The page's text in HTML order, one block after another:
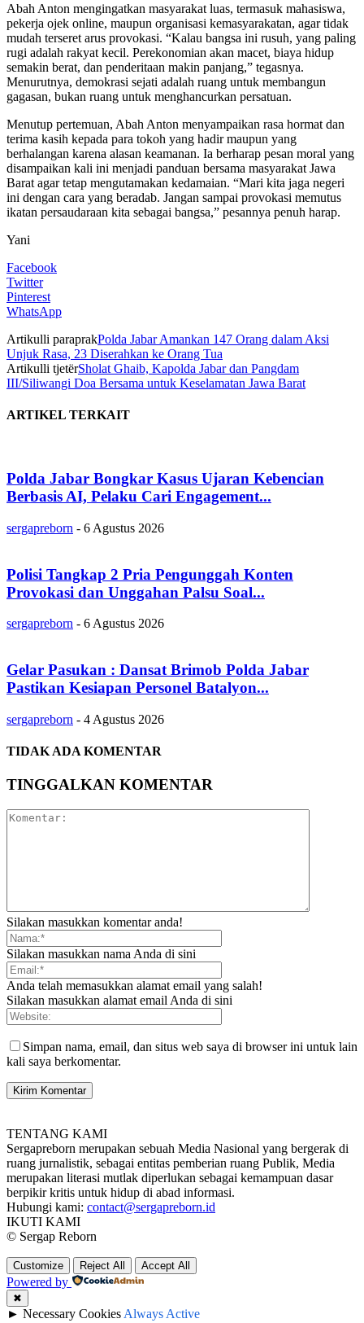
Abah Anton mengingatkan masyarakat luas, termasuk mahasiswa,
pekerja ojek online, maupun organisasi kemasyarakatan, agar tidak
mudah terseret arus provokasi. “Kalau bangsa ini rusuh, yang paling
rugi adalah rakyat kecil. Perekonomian akan macet, biaya hidup
semakin berat, dan penderitaan makin panjang,” tegasnya.
Menurutnya, demokrasi sejati adalah ruang untuk membangun
gagasan, bukan ruang untuk menghancurkan persatuan.
Menutup pertemuan, Abah Anton menyampaikan rasa hormat dan
terima kasih kepada para tokoh yang hadir maupun yang
berhalangan karena alasan keamanan. Ia berharap pesan moral yang
disampaikan kali ini menjadi panduan bersama masyarakat Jawa
Barat agar tetap mengutamakan kedamaian. “Mari kita jaga negeri
ini dengan cara yang beradab. Jangan sampai provokasi memutus
ikatan persaudaraan kita sebagai bangsa,” pesannya penuh harap.
Yani
Facebook
Twitter
Pinterest
WhatsApp
Artikulli paraprakPolda Jabar Amankan 147 Orang dalam Aksi
Unjuk Rasa, 23 Diserahkan ke Orang Tua
Artikulli tjetërSholat Ghaib, Kapolda Jabar dan Pangdam
III/Siliwangi Doa Bersama untuk Keselamatan Jawa Barat
ARTIKEL TERKAIT
Polda Jabar Bongkar Kasus Ujaran Kebencian
Berbasis AI, Pelaku Cari Engagement...
sergapreborn - 6 Agustus 2026
Polisi Tangkap 2 Pria Pengunggah Konten
Provokasi dan Unggahan Palsu Soal...
sergapreborn - 6 Agustus 2026
Gelar Pasukan : Dansat Brimob Polda Jabar
Pastikan Kesiapan Personel Batalyon...
sergapreborn - 4 Agustus 2026
TIDAK ADA KOMENTAR
TINGGALKAN KOMENTAR
Silakan masukkan komentar anda!
Silakan masukkan nama Anda di sini
Anda telah memasukkan alamat email yang salah!
Silakan masukkan alamat email Anda di sini
Simpan nama, email, dan situs web saya di browser ini untuk lain
kali saya berkomentar.
TENTANG KAMI
Sergapreborn merupakan sebuah Media Nasional yang bergerak di
ruang jurnalistik, sebagai entitas pemberian ruang Publik, Media
merupakan literasi mutlak diperlukan sebagai kemampuan dasar
berpikir kritis untuk hidup di abad informasi.
Hubungi kami: contact@sergapreborn.id
IKUTI KAMI
© Sergap Reborn
Customize Reject All Accept All
Powered by
✖
► Necessary Cookies Always Active